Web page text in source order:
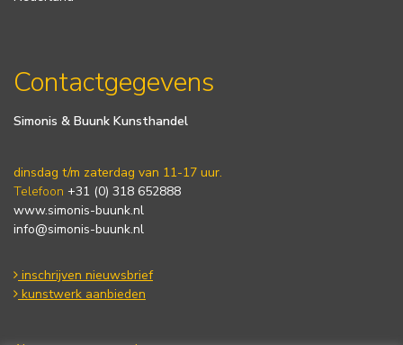
Contactgegevens
Simonis & Buunk Kunsthandel
dinsdag t/m zaterdag van 11-17 uur.
Telefoon +31 (0) 318 652888
www.simonis-buunk.nl
info@simonis-buunk.nl
inschrijven nieuwsbrief
kunstwerk aanbieden